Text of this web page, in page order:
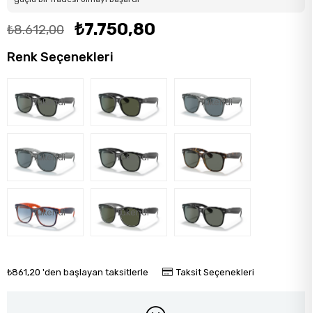
₺8.612,00 ₺7.750,80
Renk Seçenekleri
Tükendi Tükendi
Tükendi Tükendi
Tükendi Tükendi
₺861,20 'den başlayan taksitlerle Taksit Seçenekleri